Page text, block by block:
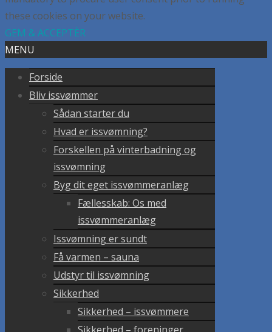
these cookies on your website.
GEM & ACCEPTÈR
MENU
Forside
Bliv issvømmer
Sådan starter du
Hvad er issvømning?
Forskellen på vinterbadning og
issvømning
Byg dit eget issvømmeranlæg
Fællesskab: Os med
issvømmeranlæg
Issvømning er sundt
Få varmen – sauna
Udstyr til issvømning
Sikkerhed
Sikkerhed – issvømmere